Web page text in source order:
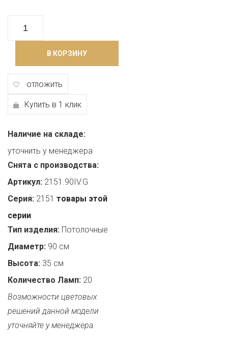
В КОРЗИНУ
отложить
Купить в 1 клик
Наличие на складе:
уточнить у менеджера
Снята с производства:
Артикул: 2151.90IV.G
Серия: 2151 товары этой
серии
Тип изделия: Потолочные
Диаметр: 90 см
Высота: 35 см
Количество Ламп: 20
Возможности цветовых
решений данной модели
уточняйте у менеджера.